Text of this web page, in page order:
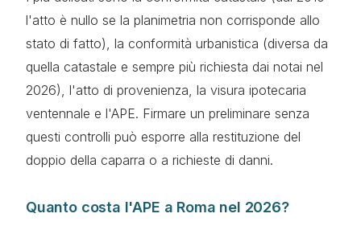
l'atto è nullo se la planimetria non corrisponde allo
stato di fatto), la conformità urbanistica (diversa da
quella catastale e sempre più richiesta dai notai nel
2026), l'atto di provenienza, la visura ipotecaria
ventennale e l'APE. Firmare un preliminare senza
questi controlli può esporre alla restituzione del
doppio della caparra o a richieste di danni.
Quanto costa l'APE a Roma nel 2026?